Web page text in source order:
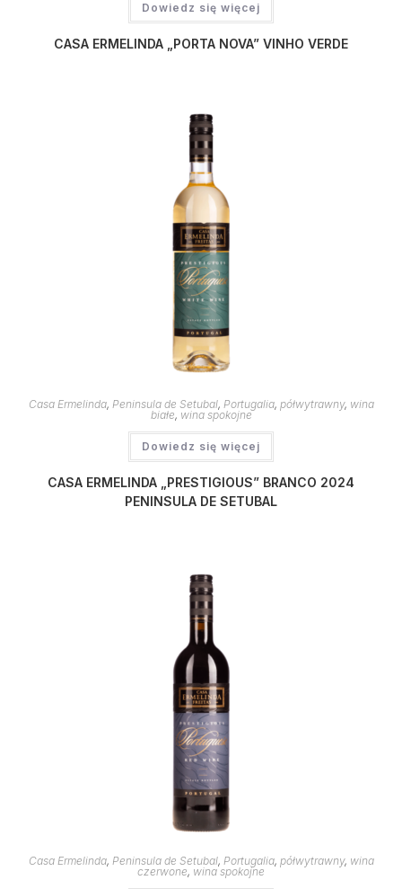
Dowiedz się więcej
CASA ERMELINDA „PORTA NOVA” VINHO VERDE
Casa Ermelinda, Peninsula de Setubal, Portugalia, półwytrawny, wina
białe, wina spokojne
Dowiedz się więcej
CASA ERMELINDA „PRESTIGIOUS” BRANCO 2024
PENINSULA DE SETUBAL
Casa Ermelinda, Peninsula de Setubal, Portugalia, półwytrawny, wina
czerwone, wina spokojne